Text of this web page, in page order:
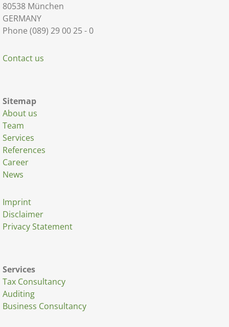
80538 München
GERMANY
Phone (089) 29 00 25 - 0
Contact us
Sitemap
About us
Team
Services
References
Career
News
Imprint
Disclaimer
Privacy Statement
Services
Tax Consultancy
Auditing
Business Consultancy